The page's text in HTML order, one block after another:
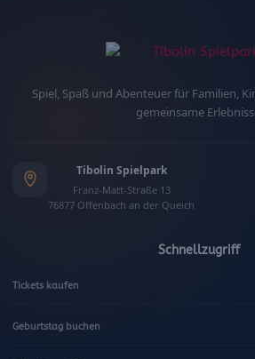
Spiel, Spaß und Abenteuer für Familien,
gemeinsame
Tibolin Spielpark
Franz-Matt-Straße 13
76877 Offenbach an der Queich
Schnellzugriff
Tickets kaufen
Geburtstag buchen